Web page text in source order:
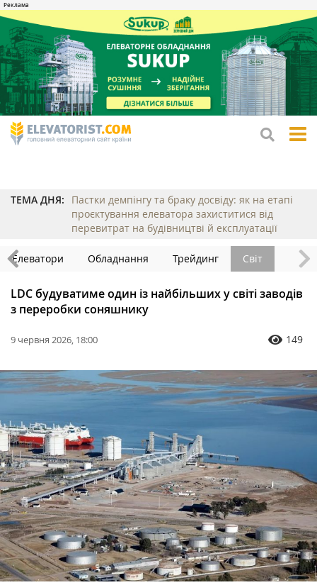
ТЕМА ДНЯ:
Пастки демпінгу та браку досвіду: як на етапі
проєктування елеватора захиститися від
перевитрат на будівництві й експлуатації
Елеватори Обладнання Трейдинг Світ
LDC будуватиме один із найбільших у світі заводів
з переробки соняшнику
9 червня 2026, 18:00 149